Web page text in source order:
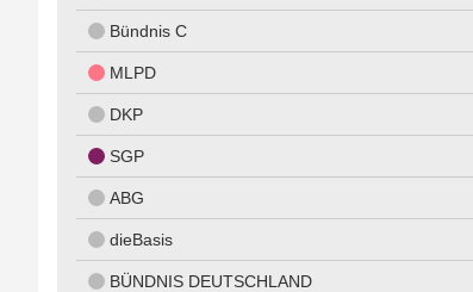
Bündnis C
MLPD
DKP
SGP
ABG
dieBasis
BÜNDNIS DEUTSCHLAND